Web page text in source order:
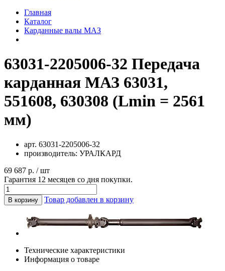
Главная
Каталог
Карданные валы МАЗ
63031-2205006-32 Передача
карданная МАЗ 63031,
551608, 630308 (Lmin = 2561
мм)
арт. 63031-2205006-32
производитель: УРАЛКАРД
69 687 р. / шт
Гарантия 12 месяцев со дня покупки.
В корзину Товар добавлен в корзину
Технические характеристики
Информация о товаре